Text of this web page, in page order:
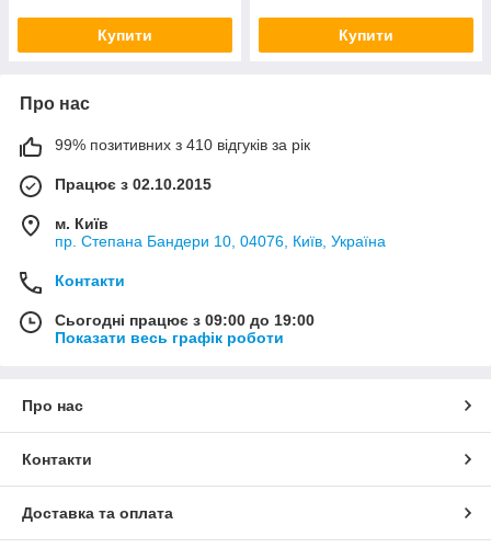
Купити Купити
Про нас
99% позитивних з 410 відгуків за рік
Працює з 02.10.2015
м. Київ
пр. Степана Бандери 10, 04076, Київ, Україна
Контакти
Сьогодні працює з 09:00 до 19:00
Показати весь графік роботи
Про нас
Контакти
Доставка та оплата